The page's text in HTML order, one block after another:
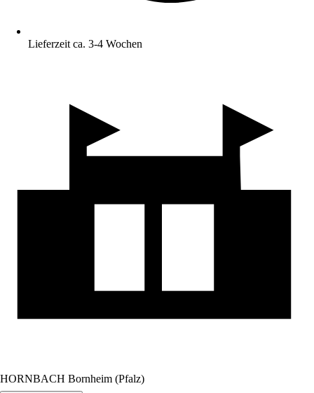
Lieferzeit ca. 3-4 Wochen
HORNBACH Bornheim (Pfalz)